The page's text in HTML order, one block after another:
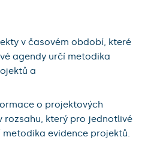
v časovém období, které
agendy určí metodika
a
o projektových
rozsahu, který pro jednotlivé
metodika evidence projektů.